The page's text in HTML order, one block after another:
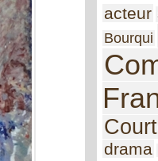
acteur
Bourqui
drama